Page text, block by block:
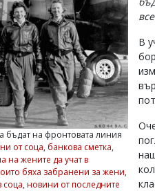
бъдат на фронтовата линия
от соца, банкова сметка,
на жените да учат в
бяха забранени за жени,
соца, новини от последните
В